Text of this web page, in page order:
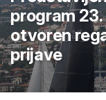
program 23.
otvoren
prijave